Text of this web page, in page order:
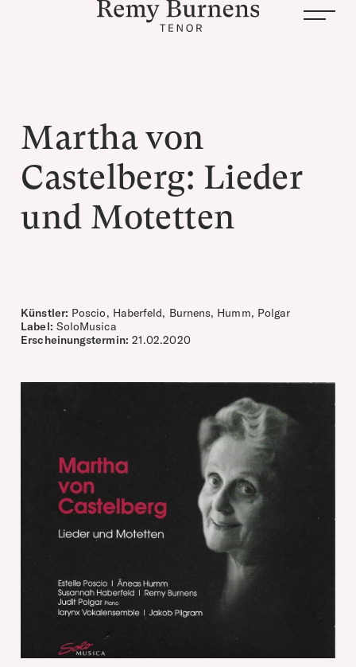
Martha von
Castelberg: Lieder
und Motetten
Künstler: Poscio, Haberfeld, Burnens, Humm, Polgar
Label: SoloMusica
Erscheinungstermin: 21.02.2020